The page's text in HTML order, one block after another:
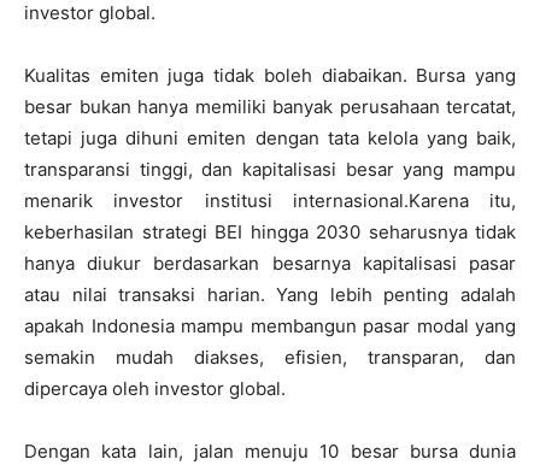
investor global.
Kualitas emiten juga tidak boleh diabaikan. Bursa yang
besar bukan hanya memiliki banyak perusahaan tercatat,
tetapi juga dihuni emiten dengan tata kelola yang baik,
transparansi tinggi, dan kapitalisasi besar yang mampu
menarik investor institusi internasional.Karena itu,
keberhasilan strategi BEI hingga 2030 seharusnya tidak
hanya diukur berdasarkan besarnya kapitalisasi pasar
atau nilai transaksi harian. Yang lebih penting adalah
apakah Indonesia mampu membangun pasar modal yang
semakin mudah diakses, efisien, transparan, dan
dipercaya oleh investor global.
Dengan kata lain, jalan menuju 10 besar bursa dunia